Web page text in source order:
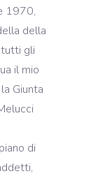
1970,
della
tutti gli
il mio
Giunta
di